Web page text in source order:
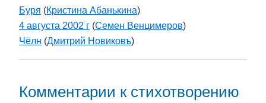
Буря (Кристина Абанькина)
4 августа 2002 г (Семен Венцимеров)
Чёлн (Дмитрий Новиковъ)
Комментарии к стихотворению